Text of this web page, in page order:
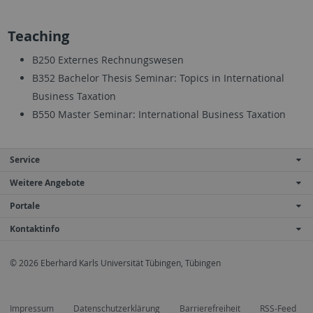
Teaching
B250 Externes Rechnungswesen
B352 Bachelor Thesis Seminar: Topics in International
Business Taxation
B550 Master Seminar: International Business Taxation
Service
Weitere Angebote
Portale
Kontaktinfo
© 2026 Eberhard Karls Universität Tübingen, Tübingen
Impressum Datenschutzerklärung Barrierefreiheit RSS-Feed